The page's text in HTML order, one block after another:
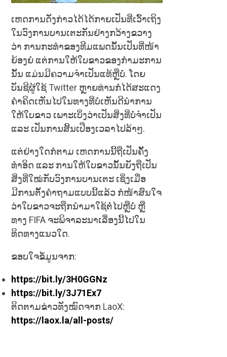
ເຫດການດັ່ງກ່າວໄດ້ໄດ້ກາຍເປັນທີ່ເວົ້າເຖິງ
ໃນວົງການບານເຕະກັນຢ່າງກວ້າງຂວາງ
ວ່າ ການກະທຳຂອງທີມແພດນັ້ນເປັນທີ່ໜ້າ
ຍ້ອງຍໍ ແຕ່ການໃຫ້ໃບຂາວຂອງກຳມະການ
ນັ້ນ ແມ່ນມີຄວາມຈຳເປັນແທ້ຫຼືບໍ່. ໂດຍ
ບັນຊີຜູ້ໃຊ້ Twitter ຫຼາຍທ່ານກໍໄດ້ສະແດງ
ຄຳຄິດເຫັນໄປໃນທາງທີ່ບໍ່ເຫັນດີນຳການ
ໃຫ້ໃບຂາວ ເພາະເບິ່ງວ່າເປັນສິ່ງທີ່ບໍ່ຈຳເປັນ
ແລະ ເປັນການສິ້ນເປືອງເວລາໄປລ້າໆ.
ແຕ່ຢ່າງໃດກໍຕາມ ເຫດການນີ້ຖືເປັນຄັ້ງ
ທຳອິດ ແລະ ການໃຫ້ໃບຂາວນັ້ນຍັງຖືເປັນ
ສິ່ງທີ່ໃໝ່ກັບວົງການບານເຕະ ເຊິ່ງເມື່ອ
ມີການຕັ້ງຄຳຖາມແບບນີ້ແລ້ວ ກໍໜ້າສົນໃຈ
ວ່າໃບຂາວຈະຖືກນຳມາໃຊ້ຕໍ່ໄປຫຼືບໍ່ ຫຼື
ທາງ FIFA ຈະພິຈາລະນາເລື່ອງນີ້ໄປໃນ
ທິດທາງແນວໃດ.
ຂອບໃຈຂໍ້ມູນຈາກ:
https://bit.ly/3H0GGNz
https://bit.ly/3J71Ex7
ຕິດຕາມຂ່າວທັງໝົດຈາກ LaoX:
https://laox.la/all-posts/